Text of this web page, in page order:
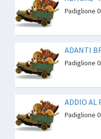
Padiglione
ADANTI
Padiglione
ADDIO AL
Padiglione